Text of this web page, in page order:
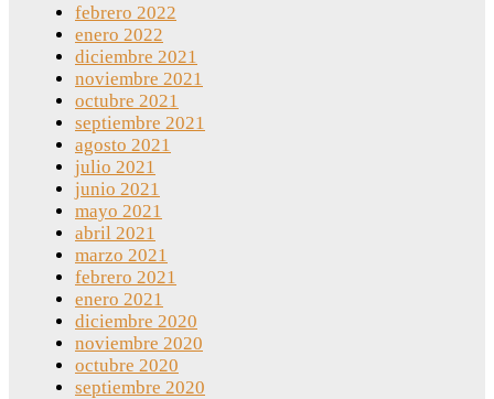
febrero 2022
enero 2022
diciembre 2021
noviembre 2021
octubre 2021
septiembre 2021
agosto 2021
julio 2021
junio 2021
mayo 2021
abril 2021
marzo 2021
febrero 2021
enero 2021
diciembre 2020
noviembre 2020
octubre 2020
septiembre 2020